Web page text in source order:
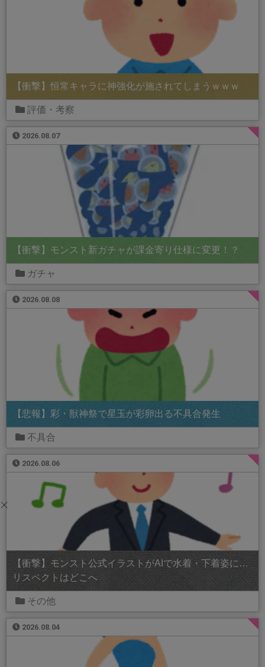
【衝撃】恒常キャラに神強化が施されてしまうｗｗｗ
評価・考察
2026.08.07
【衝撃】モンスト新ガチャが課金寄り仕様に変更！？
ガチャ
2026.08.08
【悲報】彩・獣神祭で星玉が彩卵出る不具合発生
不具合
2026.08.06
【衝撃】モンスト公式イラストがAIで水着・下着姿に…
リスペクトはどこへ
その他
2026.08.04